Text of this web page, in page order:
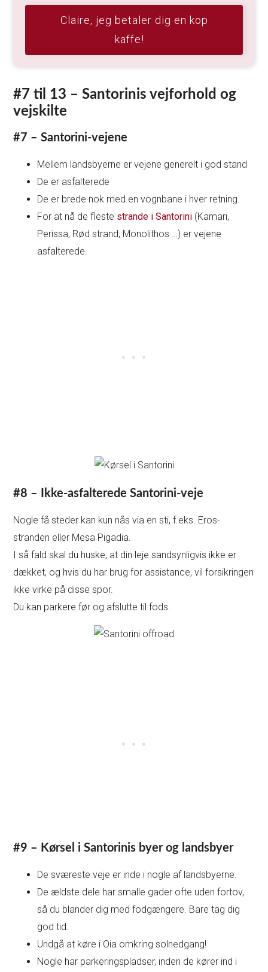
Claire, jeg betaler dig en kop
kaffe!
#7 til 13 – Santorinis vejforhold og
vejskilte
#7 – Santorini-vejene
Mellem landsbyerne er vejene generelt i god stand
De er asfalterede
De er brede nok med en vognbane i hver retning.
For at nå de fleste strande i Santorini (Kamari,
Perissa, Rød strand, Monolithos …) er vejene
asfalterede.
#8 – Ikke-asfalterede Santorini-veje
Nogle få steder kan kun nås via en sti, f.eks. Eros-
stranden eller Mesa Pigadia.
I så fald skal du huske, at din leje sandsynligvis ikke er
dækket, og hvis du har brug for assistance, vil forsikringen
ikke virke på disse spor.
Du kan parkere før og afslutte til fods.
#9 – Kørsel i Santorinis byer og landsbyer
De sværeste veje er inde i nogle af landsbyerne.
De ældste dele har smalle gader ofte uden fortov,
så du blander dig med fodgængere. Bare tag dig
god tid.
Undgå at køre i Oia omkring solnedgang!
Nogle har parkeringspladser, inden de kører ind i